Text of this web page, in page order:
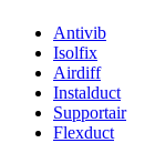
Antivib
Isolfix
Airdiff
Instalduct
Supportair
Flexduct